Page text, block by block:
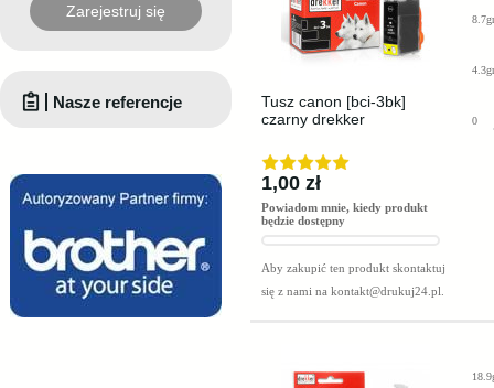
Tusz canon [bci-3bk]
czarny drekker
1,00 zł
Powiadom mnie, kiedy produkt
będzie dostępny
Aby zakupić ten produkt skontaktuj
się z nami na kontakt@drukuj24.pl
8.7gr
4.3gr
0
Zarejestruj się
Nasze referencje